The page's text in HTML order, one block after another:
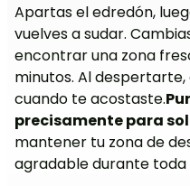
Apartas el edredón,
vuelves a sudar.
encontrar una zona
minutos. Al
cuando te acostaste.
precisamente para
mantener tu zona de
agradable durante toda